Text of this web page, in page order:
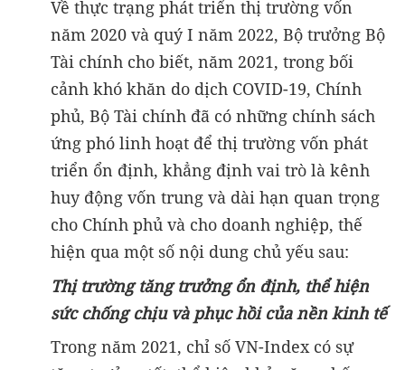
Về thực trạng phát triển thị trường vốn
năm 2020 và quý I năm 2022, Bộ trưởng Bộ
Tài chính cho biết, năm 2021, trong bối
cảnh khó khăn do dịch COVID-19, Chính
phủ, Bộ Tài chính đã có những chính sách
ứng phó linh hoạt để thị trường vốn phát
triển ổn định, khẳng định vai trò là kênh
huy động vốn trung và dài hạn quan trọng
cho Chính phủ và cho doanh nghiệp, thế
hiện qua một số nội dung chủ yếu sau:
Thị trường tăng trưởng ổn định, thể hiện
sức chống chịu và phục hồi của nền kinh tế
Trong năm 2021, chỉ số VN-Index có sự